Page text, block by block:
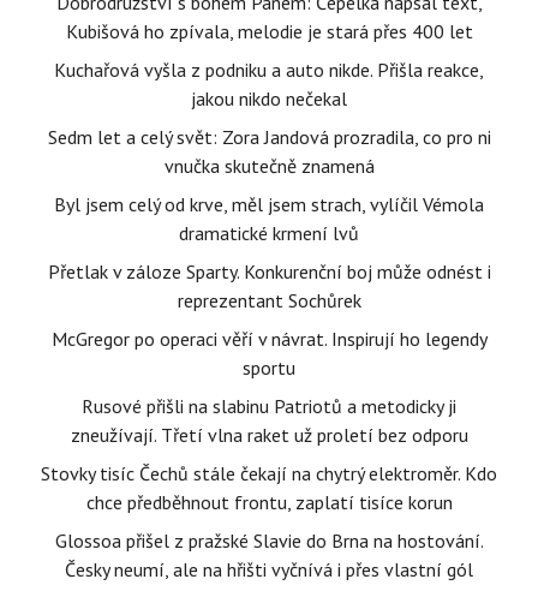
Kubišová ho zpívala, melodie je stará přes 400 let
Kuchařová vyšla z podniku a auto nikde. Přišla reakce,
jakou nikdo nečekal
Sedm let a celý svět: Zora Jandová prozradila, co pro ni
vnučka skutečně znamená
Byl jsem celý od krve, měl jsem strach, vylíčil Vémola
dramatické krmení lvů
Přetlak v záloze Sparty. Konkurenční boj může odnést i
reprezentant Sochůrek
McGregor po operaci věří v návrat. Inspirují ho legendy
sportu
Rusové přišli na slabinu Patriotů a metodicky ji
zneužívají. Třetí vlna raket už proletí bez odporu
Stovky tisíc Čechů stále čekají na chytrý elektroměr. Kdo
chce předběhnout frontu, zaplatí tisíce korun
Glossoa přišel z pražské Slavie do Brna na hostování.
Česky neumí, ale na hřišti vyčnívá i přes vlastní gól